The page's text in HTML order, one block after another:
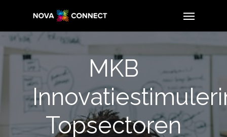
MKB
Topsectoren